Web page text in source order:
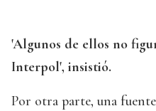
'Algunos de ellos no
Interpol', insistió.
Por otra parte, una